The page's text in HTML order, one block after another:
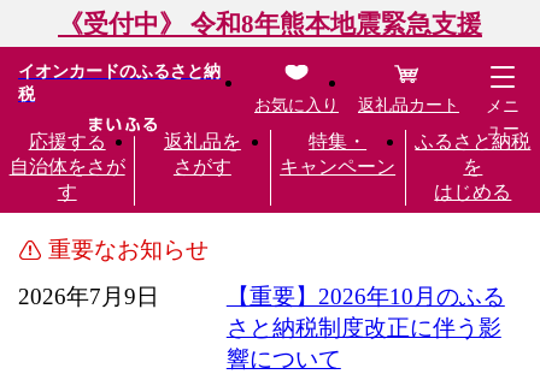
《受付中》 令和8年熊本地震緊急支援
イオンカードのふるさと納
税
応援する
自治体をさが
す
返礼品を
さがす
特集・
キャンペーン
ふるさと納税
を
はじめる
お気に入り 返礼品カート
メニ
ュー
重要なお知らせ
2026年7月9日
【重要】2026年10月のふる
さと納税制度改正に伴う影
響について